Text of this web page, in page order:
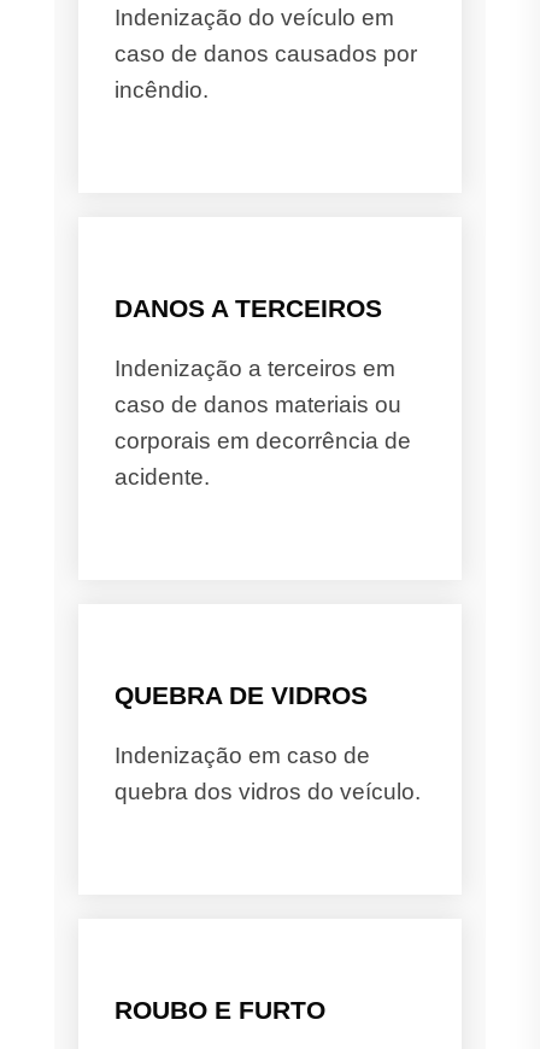
Indenização do veículo em
caso de danos causados por
incêndio.
DANOS A TERCEIROS
Indenização a terceiros em
caso de danos materiais ou
corporais em decorrência de
acidente.
QUEBRA DE VIDROS
Indenização em caso de
quebra dos vidros do veículo.
ROUBO E FURTO